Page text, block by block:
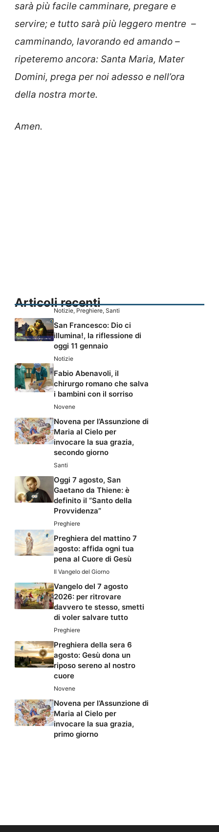
sarà più facile camminare, pregare e
servire; e tutto sarà più leggero mentre –
camminando, lavorando ed amando –
ripeteremo ancora: Santa Maria, Mater
Domini, prega per noi adesso e nell’ora
della nostra morte.
Amen.
Articoli recenti
Notizie, Preghiere, Santi
San Francesco: Dio ci
illumina!, la riflessione di
oggi 11 gennaio
Notizie
Fabio Abenavoli, il
chirurgo romano che salva
i bambini con il sorriso
Novene
Novena per l’Assunzione di
Maria al Cielo per
invocare la sua grazia,
secondo giorno
Santi
Oggi 7 agosto, San
Gaetano da Thiene: è
definito il “Santo della
Provvidenza”
Preghiere
Preghiera del mattino 7
agosto: affida ogni tua
pena al Cuore di Gesù
Il Vangelo del Giorno
Vangelo del 7 agosto
2026: per ritrovare
davvero te stesso, smetti
di voler salvare tutto
Preghiere
Preghiera della sera 6
agosto: Gesù dona un
riposo sereno al nostro
cuore
Novene
Novena per l’Assunzione di
Maria al Cielo per
invocare la sua grazia,
primo giorno